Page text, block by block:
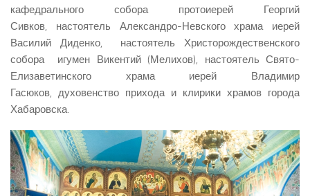
кафедрального собора протоиерей Георгий
Сивков, настоятель Александро-Невского храма иерей
Василий Диденко, настоятель Христорождественского
собора игумен Викентий (Мелихов), настоятель Свято-
Елизаветинского храма иерей Владимир
Гасюков, духовенство прихода и клирики храмов города
Хабаровска.